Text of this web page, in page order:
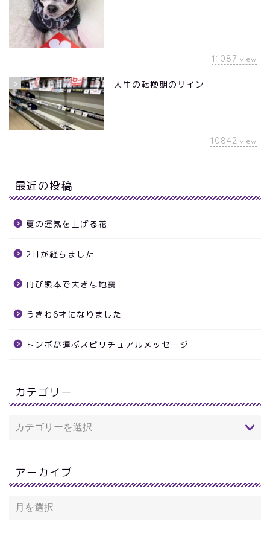
11087 view
5 人生の転換期のサイン
10842 view
最近の投稿
夏の運気を上げる花
2日が経ちました
再び熊本で大きな地震
うきわ6才になりました
トンボが運ぶスピリチュアルメッセージ
カテゴリー
アーカイブ